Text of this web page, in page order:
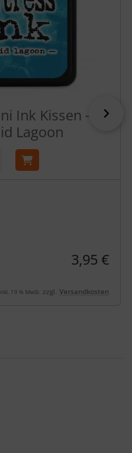
Ink Kissen -
Lagoon
3,95 €
inkl. 19 % MwSt. zzgl. Versandkosten